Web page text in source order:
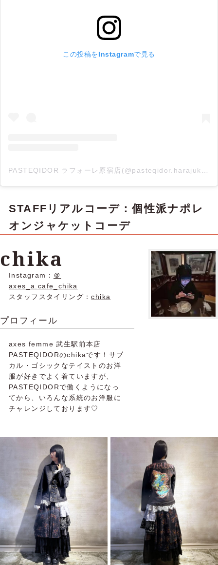
この投稿をInstagramで見る
PASTEQIDOR ラフォーレ原宿店(@pasteqidor.harajuku)がシェアした投稿
STAFFリアルコーデ：個性派ナポレ
オンジャケットコーデ
chika
Instagram： ＠
axes_a.cafe_chika
スタッフスタイリング：chika
プロフィール
axes femme 武生駅前本店
PASTEQIDORのchikaです！サブ
カル・ゴシックなテイストのお洋
服が好きでよく着ていますが、
PASTEQIDORで働くようになっ
てから、いろんな系統のお洋服に
チャレンジしております♡